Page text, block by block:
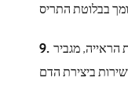
מגביר